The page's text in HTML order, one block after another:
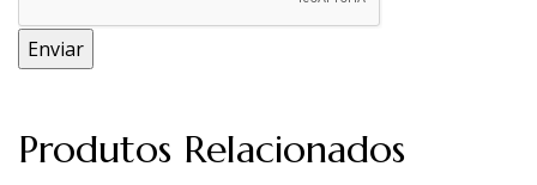
Produtos Relacionados